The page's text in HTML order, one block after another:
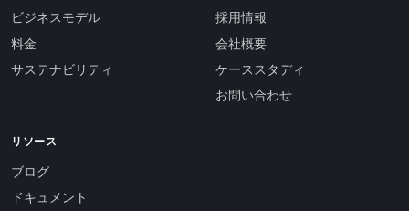
ビジネスモデル
料金
サステナビリティ
採用情報
会社概要
ケーススタディ
お問い合わせ
リソース
ブログ
ドキュメント